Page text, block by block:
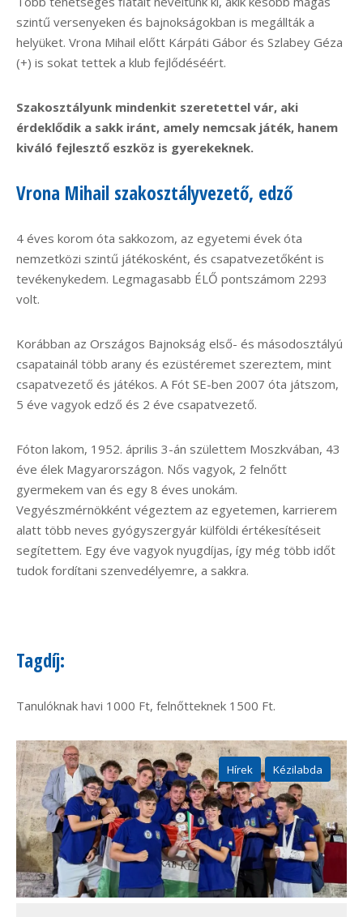
szintű versenyeken és bajnokságokban is megállták a
helyüket. Vrona Mihail előtt Kárpáti Gábor és Szlabey Géza
(+) is sokat tettek a klub fejlődéséért.
Szakosztályunk mindenkit szeretettel vár, aki
érdeklődik a sakk iránt, amely nemcsak játék, hanem
kiváló fejlesztő eszköz is gyerekeknek.
Vrona Mihail szakosztályvezető, edző
4 éves korom óta sakkozom, az egyetemi évek óta
nemzetközi szintű játékosként, és csapatvezetőként is
tevékenykedem. Legmagasabb ÉLŐ pontszámom 2293
volt.
Korábban az Országos Bajnokság első- és másodosztályú
csapatainál több arany és ezüstéremet szereztem, mint
csapatvezető és játékos. A Fót SE-ben 2007 óta játszom,
5 éve vagyok edző és 2 éve csapatvezető.
Fóton lakom, 1952. április 3-án születtem Moszkvában, 43
éve élek Magyarországon. Nős vagyok, 2 felnőtt
gyermekem van és egy 8 éves unokám.
Vegyészmérnökként végeztem az egyetemen, karrierem
alatt több neves gyógyszergyár külföldi értékesítéseit
segítettem. Egy éve vagyok nyugdíjas, így még több időt
tudok fordítani szenvedélyemre, a sakkra.
Tagdíj:
Tanulóknak havi 1000 Ft, felnőtteknek 1500 Ft.
Hírek Kézilabda